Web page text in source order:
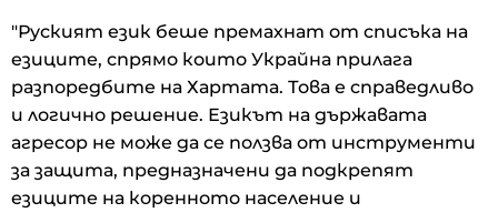
"Руският език беше премахнат от списъка на
езиците, спрямо които Украйна прилага
разпоредбите на Хартата. Това е справедливо
и логично решение. Езикът на държавата
агресор не може да се ползва от инструменти
за защита, предназначени да подкрепят
езиците на коренното население и